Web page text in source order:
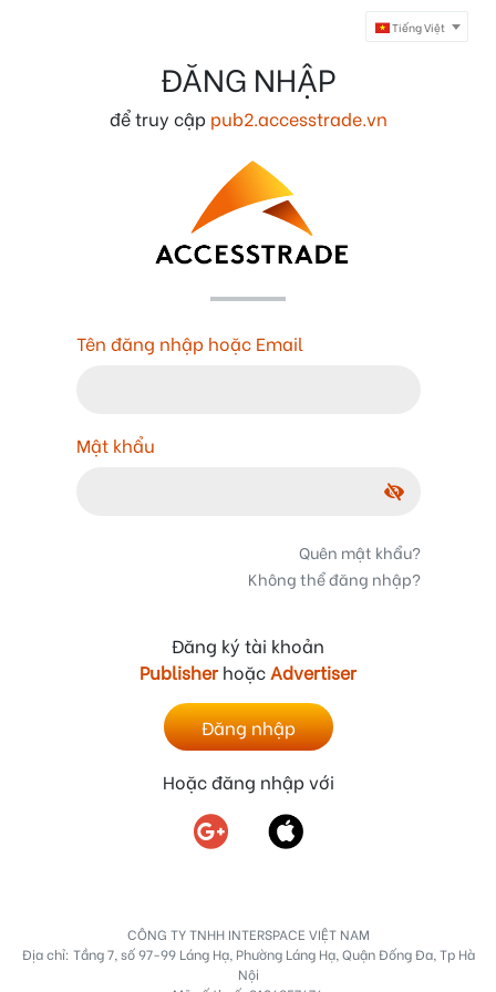
Tiếng Việt
ĐĂNG NHẬP
để truy cập pub2.accesstrade.vn
Tên đăng nhập hoặc Email
Mật khẩu
Quên mật khẩu?
Không thể đăng nhập?
Đăng ký tài khoản
Publisher hoặc Advertiser
Đăng nhập
Hoặc đăng nhập với
CÔNG TY TNHH INTERSPACE VIỆT NAM
Địa chỉ: Tầng 7, số 97-99 Láng Hạ, Phường Láng Hạ, Quận Đống Đa, Tp Hà
Nội